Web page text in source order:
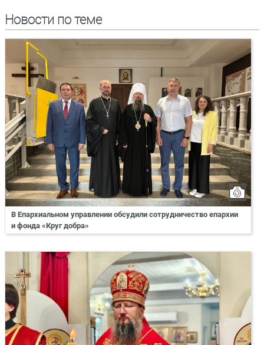
Новости по теме
В Епархиальном управлении обсудили сотрудничество епархии
и фонда «Круг добра»